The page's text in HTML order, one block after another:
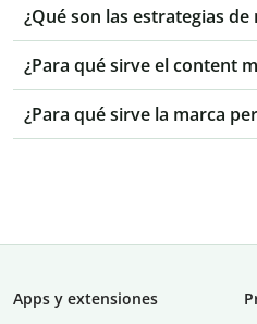
¿Qué son las estrategias
¿Para qué sirve el content
¿Para qué sirve la marca
Apps y extensiones